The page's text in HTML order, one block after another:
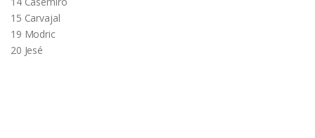
15 Carvajal
19 Modric
20 Jesé